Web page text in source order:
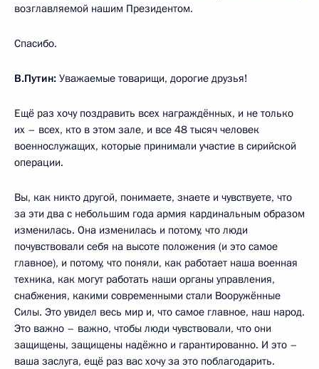
возглавляемой нашим Президентом.
Спасибо.
В.Путин: Уважаемые товарищи, дорогие друзья!
Ещё раз хочу поздравить всех награждённых, и не только
их – всех, кто в этом зале, и все 48 тысяч человек
военнослужащих, которые принимали участие в сирийской
операции.
Вы, как никто другой, понимаете, знаете и чувствуете, что
за эти два с небольшим года армия кардинальным образом
изменилась. Она изменилась и потому, что люди
почувствовали себя на высоте положения (и это самое
главное), и потому, что поняли, как работает наша военная
техника, как могут работать наши органы управления,
снабжения, какими современными стали Вооружённые
Силы. Это увидел весь мир и, что самое главное, наш народ.
Это важно – важно, чтобы люди чувствовали, что они
защищены, защищены надёжно и гарантированно. И это –
ваша заслуга, ещё раз вас хочу за это поблагодарить.